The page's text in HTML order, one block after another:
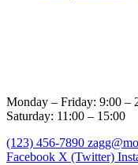
Monday – Friday: 9:00 –
Saturday: 11:00 – 15:00
(123) 456-7890
Facebook X (Twitter)